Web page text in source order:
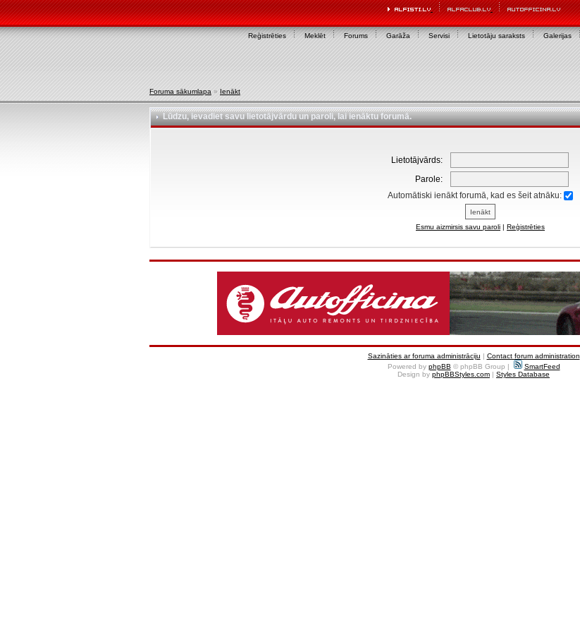
Reģistrēties Meklēt Forums Garāža Servisi Lietotāju saraksts Galerijas
Foruma sākumlapa » Ienākt
Lūdzu, ievadiet savu lietotājvārdu un paroli, lai ienāktu forumā.
Lietotājvārds:
Parole:
Automātiski ienākt forumā, kad es šeit atnāku:
Esmu aizmirsis savu paroli | Reģistrēties
Sazināties ar foruma administrāciju | Contact forum administration
Powered by phpBB © phpBB Group |
SmartFeed
Design by phpBBStyles.com | Styles Database